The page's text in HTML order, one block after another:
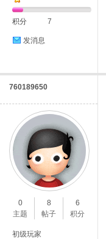
积分 7
发消息
760189650
0
主题
8
帖子
6
积分
初级玩家